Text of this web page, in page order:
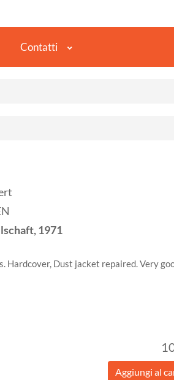
Contatti
1971
Hardcover, Dust jacket repaired. Very